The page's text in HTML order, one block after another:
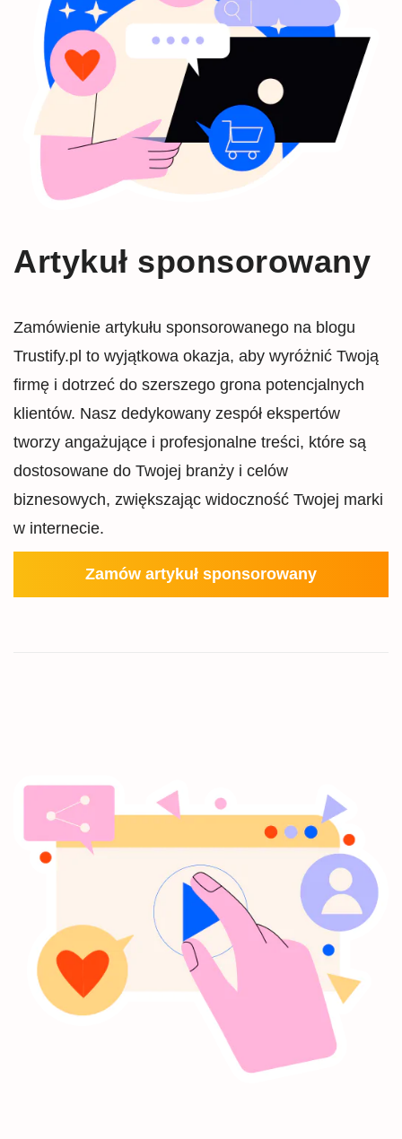
Artykuł sponsorowany
Zamówienie artykułu sponsorowanego na blogu
Trustify.pl to wyjątkowa okazja, aby wyróżnić Twoją
firmę i dotrzeć do szerszego grona potencjalnych
klientów. Nasz dedykowany zespół ekspertów
tworzy angażujące i profesjonalne treści, które są
dostosowane do Twojej branży i celów
biznesowych, zwiększając widoczność Twojej marki
w internecie.
Zamów artykuł sponsorowany